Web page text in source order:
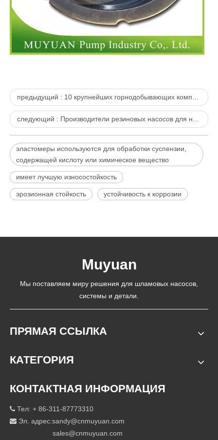
предыдущий : 10 крупнейших горнодобывающих компаний мира
следующий : Производители резиновых насосов для навозной жижи
эластомеры используются для обработки суспензии,
содержащей кислоту или химическое вещество
имеет лучшую износостойкость
эрозионная стойкость устойчивость к коррозии
Muyuan
Мы поставляем миру решения для шламовых насосов,
системы и детали.
ПРЯМАЯ ССЫЛКА
КАТЕГОРИЯ
КОНТАКТНАЯ ИНФОРМАЦИЯ
 Тел: + 86-311-87773310
 Эл. адрес:sandy@cnmuyuan.com
sales@cnmuyuan.com